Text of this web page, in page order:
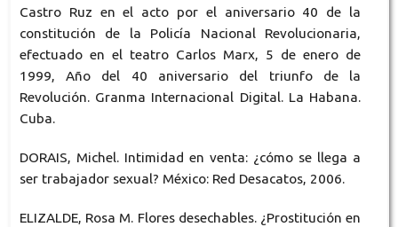
Castro Ruz en el acto por el aniversario 40 de la
constitución de la Policía Nacional Revolucionaria,
efectuado en el teatro Carlos Marx, 5 de enero de
1999, Año del 40 aniversario del triunfo de la
Revolución. Granma Internacional Digital. La Habana.
Cuba.
DORAIS, Michel. Intimidad en venta: ¿cómo se llega a
ser trabajador sexual? México: Red Desacatos, 2006.
ELIZALDE, Rosa M. Flores desechables. ¿Prostitución en